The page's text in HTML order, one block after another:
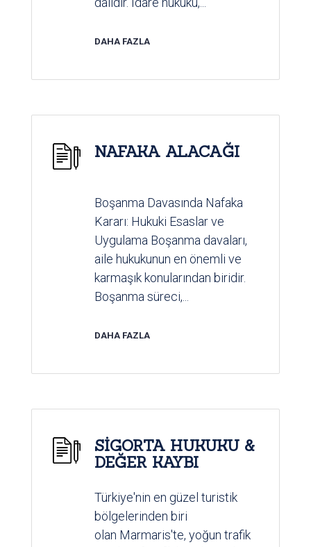
DAHA FAZLA
NAFAKA ALACAĞI
Boşanma Davasında Nafaka
Kararı: Hukuki Esaslar ve
Uygulama Boşanma davaları,
aile hukukunun en önemli ve
karmaşık konularından biridir.
Boşanma süreci,...
DAHA FAZLA
SİGORTA HUKUKU &
DEĞER KAYBI
Türkiye'nin en güzel turistik
bölgelerinden biri
olan Marmaris'te, yoğun trafik